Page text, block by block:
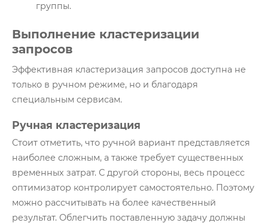
группы.
Выполнение кластеризации
запросов
Эффективная кластеризация запросов доступна не
только в ручном режиме, но и благодаря
специальным сервисам.
Ручная кластеризация
Стоит отметить, что ручной вариант представляется
наиболее сложным, а также требует существенных
временных затрат. С другой стороны, весь процесс
оптимизатор контролирует самостоятельно. Поэтому
можно рассчитывать на более качественный
результат. Облегчить поставленную задачу должны